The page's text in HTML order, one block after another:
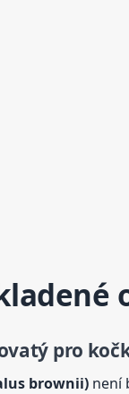
pro
brownii)není